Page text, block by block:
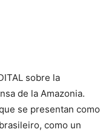
sobre la
de la Amazonia.
se presentan como
como un